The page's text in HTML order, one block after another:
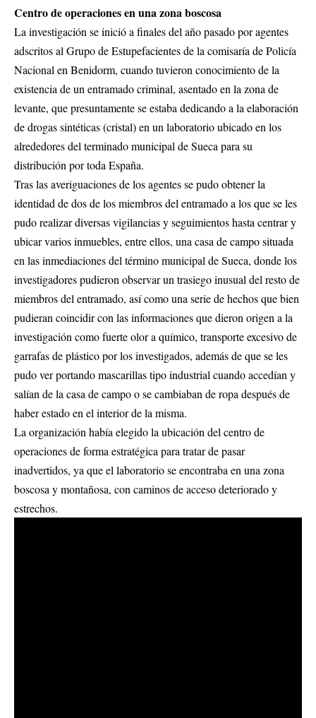
Centro de operaciones en una zona boscosa
La investigación se inició a finales del año pasado por agentes
adscritos al Grupo de Estupefacientes de la comisaría de Policía
Nacional en Benidorm, cuando tuvieron conocimiento de la
existencia de un entramado criminal, asentado en la zona de
levante, que presuntamente se estaba dedicando a la elaboración
de drogas sintéticas (cristal) en un laboratorio ubicado en los
alrededores del terminado municipal de Sueca para su
distribución por toda España.
Tras las averiguaciones de los agentes se pudo obtener la
identidad de dos de los miembros del entramado a los que se les
pudo realizar diversas vigilancias y seguimientos hasta centrar y
ubicar varios inmuebles, entre ellos, una casa de campo situada
en las inmediaciones del término municipal de Sueca, donde los
investigadores pudieron observar un trasiego inusual del resto de
miembros del entramado, así como una serie de hechos que bien
pudieran coincidir con las informaciones que dieron origen a la
investigación como fuerte olor a químico, transporte excesivo de
garrafas de plástico por los investigados, además de que se les
pudo ver portando mascarillas tipo industrial cuando accedían y
salían de la casa de campo o se cambiaban de ropa después de
haber estado en el interior de la misma.
La organización había elegido la ubicación del centro de
operaciones de forma estratégica para tratar de pasar
inadvertidos, ya que el laboratorio se encontraba en una zona
boscosa y montañosa, con caminos de acceso deteriorado y
estrechos.